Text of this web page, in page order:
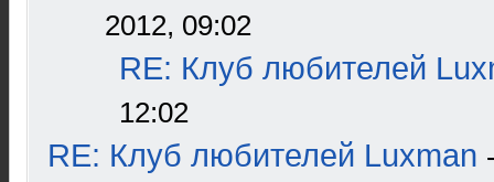
2012, 09:02
RE: Клуб любителей
12:02
RE: Клуб любителей Luxman